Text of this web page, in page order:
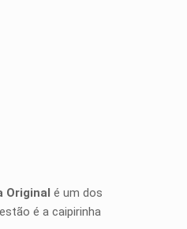
Original é um dos
é a caipirinha